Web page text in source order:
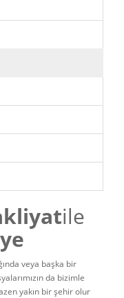
ile
veya başka bir
da bizimle
yakın bir şehir olur